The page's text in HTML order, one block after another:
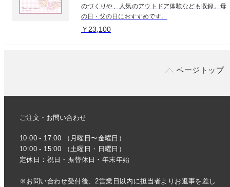
のづくりや、人気のアウトドア体験なども収録。母
の日・父の日におすすめです。
￥23,100
ページトップ
ご注文・お問い合わせ
10:00 - 17:00 （月曜日〜金曜日）
10:00 - 15:00 （土曜日・日曜日）
定休日：祝日・振替休日・年末年始
※お問い合わせ受付後、2営業日以内に担当者よりお返事を差し